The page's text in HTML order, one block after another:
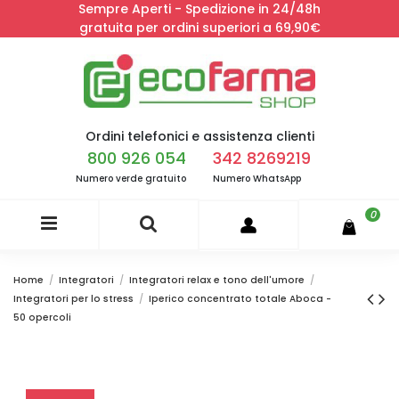
Sempre Aperti - Spedizione in 24/48h
gratuita per ordini superiori a 69,90€
Ordini telefonici e assistenza clienti
800 926 054
Numero verde gratuito
342 8269219
Numero WhatsApp
0
Home Integratori
Integratori relax e tono dell'umore
Integratori per lo stress
Iperico concentrato totale Aboca -
50 opercoli